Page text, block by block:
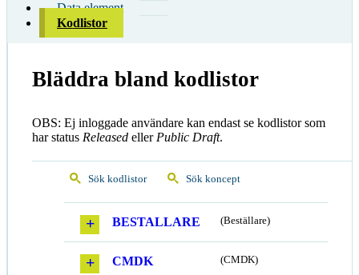
Data element
Kodlistor
Bläddra bland kodlistor
OBS: Ej inloggade användare kan endast se kodlistor som
har status Released eller Public Draft.
Sök kodlistor Sök koncept
BESTALLARE (Beställare)
CMDK (CMDK)